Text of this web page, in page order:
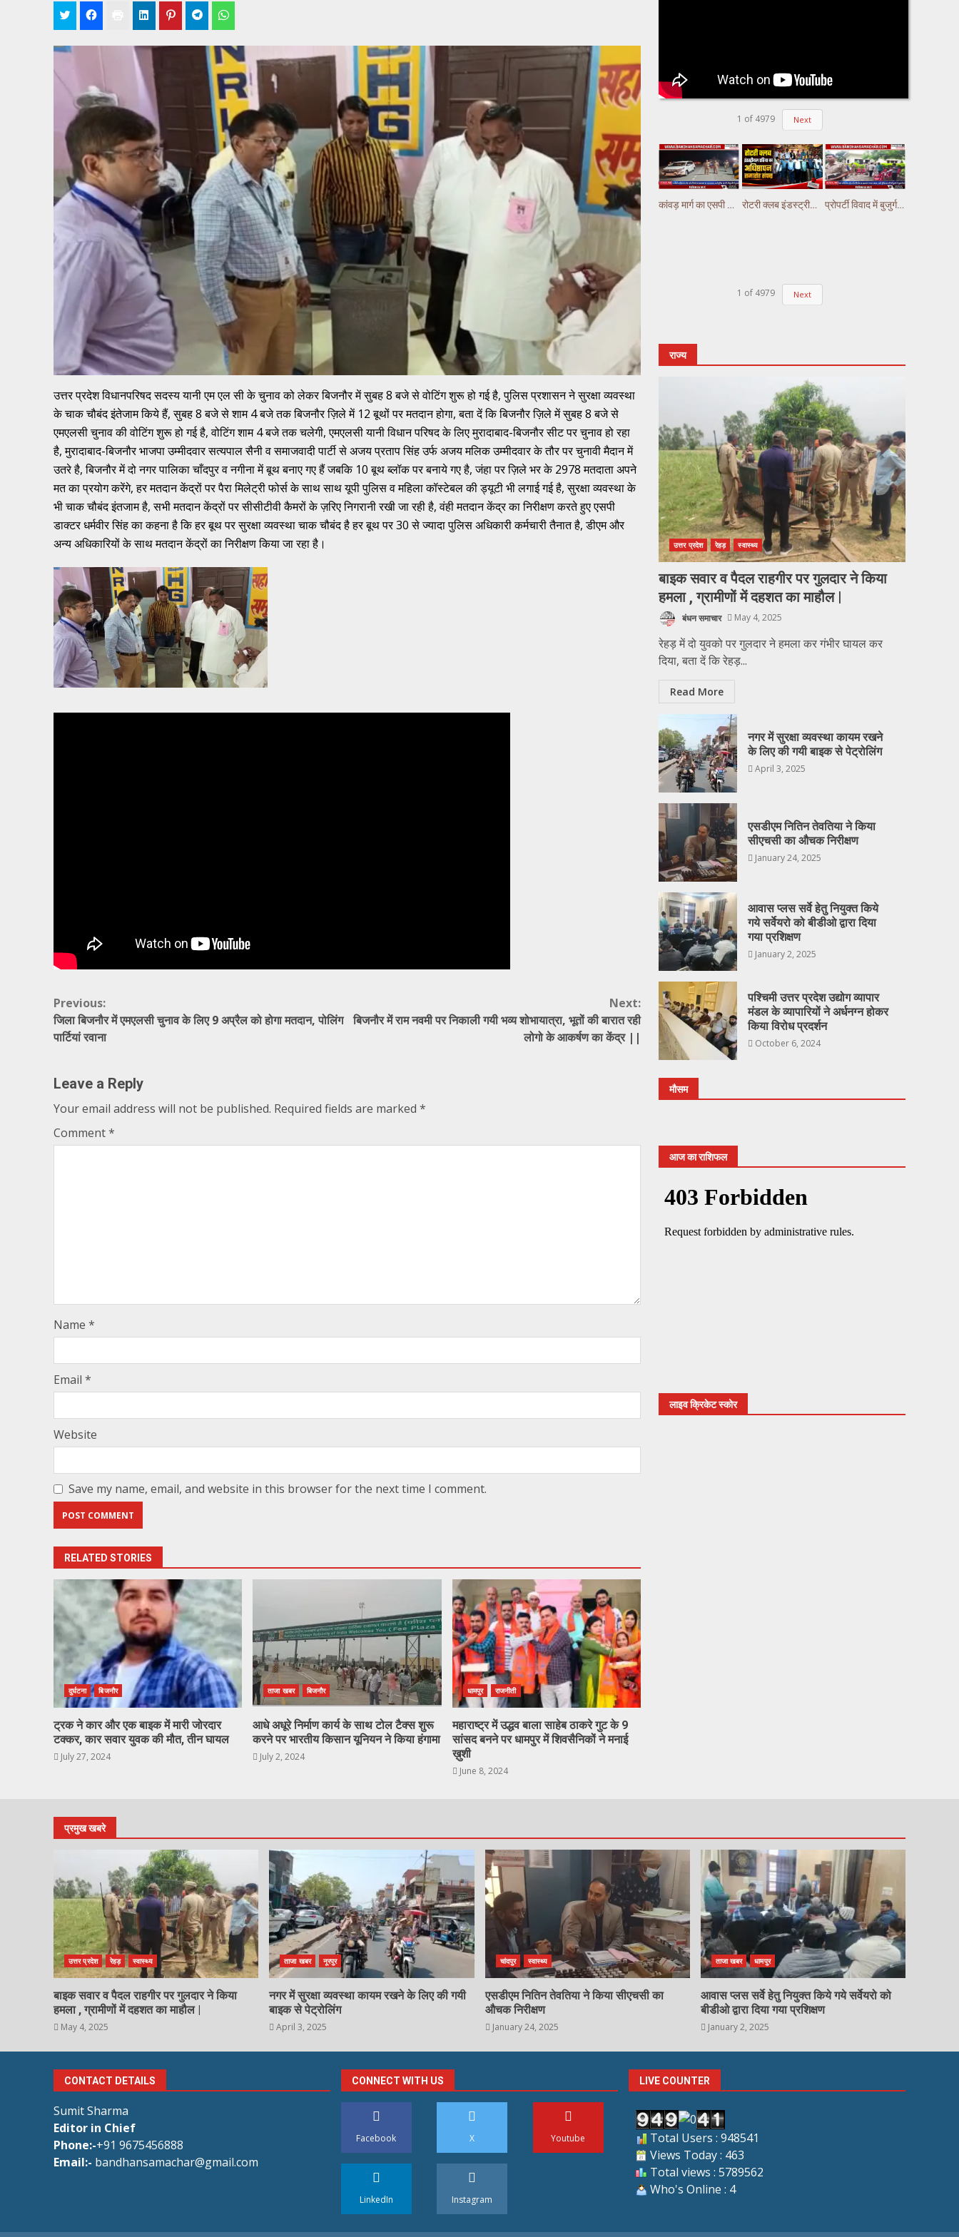
उत्तर प्रदेश विधानपरिषद सदस्य यानी एम एल सी के चुनाव को लेकर बिजनौर में सुबह 8 बजे से वोटिंग शुरू हो गई है, पुलिस प्रशासन ने सुरक्षा व्यवस्था
के चाक चौबंद इंतेजाम किये हैं, सुबह 8 बजे से शाम 4 बजे तक बिजनौर ज़िले में 12 बूथों पर मतदान होगा, बता दें कि बिजनौर ज़िले में सुबह 8 बजे से
एमएलसी चुनाव की वोटिंग शुरू हो गई है, वोटिंग शाम 4 बजे तक चलेगी, एमएलसी यानी विधान परिषद के लिए मुरादाबाद-बिजनौर सीट पर चुनाव हो रहा
है, मुरादाबाद-बिजनौर भाजपा उम्मीदवार सत्यपाल सैनी व समाजवादी पार्टी से अजय प्रताप सिंह उर्फ अजय मलिक उम्मीदवार के तौर पर चुनावी मैदान में
उतरे है, बिजनौर में दो नगर पालिका चाँदपुर व नगीना में बूथ बनाए गए हैं जबकि 10 बूथ ब्लॉक पर बनाये गए है, जंहा पर ज़िले भर के 2978 मतदाता अपने
मत का प्रयोग करेंगे, हर मतदान केंद्रों पर पैरा मिलेट्री फोर्स के साथ साथ यूपी पुलिस व महिला कॉस्टेबल की ड्यूटी भी लगाई गई है, सुरक्षा व्यवस्था के
भी चाक चौबंद इंतजाम है, सभी मतदान केंद्रों पर सीसीटीवी कैमरों के ज़रिए निगरानी रखी जा रही है, वंही मतदान केंद्र का निरीक्षण करते हुए एसपी
डाक्टर धर्मवीर सिंह का कहना है कि हर बूथ पर सुरक्षा व्यवस्था चाक चौबंद है हर बूथ पर 30 से ज्यादा पुलिस अधिकारी कर्मचारी तैनात है, डीएम और
अन्य अधिकारियों के साथ मतदान केंद्रों का निरीक्षण किया जा रहा है।
Continue
Reading
Previous:
जिला बिजनौर में एमएलसी चुनाव के लिए 9 अप्रैल को होगा मतदान, पोलिंग
पार्टियां रवाना
Next:
बिजनौर में राम नवमी पर निकाली गयी भव्य शोभायात्रा, भूतों की बारात रही
लोगो के आकर्षण का केंद्र ||
Leave a Reply
Your email address will not be published. Required fields are marked *
Comment*
Name *
Email *
Website
Save my name, email, and website in this browser for the next time I comment.
RELATED STORIES
दुर्घटना बिजनौर
ट्रक ने कार और एक बाइक में मारी जोरदार
टक्कर, कार सवार युवक की मौत, तीन घायल
July 27, 2024
ताजा खबर बिजनौर
आधे अधूरे निर्माण कार्य के साथ टोल टैक्स शुरू
करने पर भारतीय किसान यूनियन ने किया हंगामा
July 2, 2024
धामपुर राजनीती
महाराष्ट्र में उद्धव बाला साहेब ठाकरे गुट के 9
सांसद बनने पर धामपुर में शिवसैनिकों ने मनाई
ख़ुशी
June 8, 2024
1 of 4979 Next
कांवड़ मार्ग का एसपी अभिषेक झा ने किया निरीक्षण,पुलिस ड्यूटी पर तैनात अस्थाई चौकियो का किया निरीक्षण रोटरी क्लब इंडस्ट्रीयल एरिया का अधिष्ठापन समारोह संपन्न || प्रोपर्टी विवाद में बुजुर्ग की हत्या की आंशका, चेहरे पर मिले चोट के निशान ||
1 of 4979 Next
राज्य
उत्तर प्रदेश रेहड़ स्वास्थ्य
बाइक सवार व पैदल राहगीर पर गुलदार ने किया
हमला , ग्रामीणों में दहशत का माहौल |
बंधन समाचार May 4, 2025
रेहड़ में दो युवको पर गुलदार ने हमला कर गंभीर घायल कर
दिया, बता दें कि रेहड़...
Read More
नगर में सुरक्षा व्यवस्था कायम रखने
के लिए की गयी बाइक से पेट्रोलिंग
April 3, 2025
एसडीएम नितिन तेवतिया ने किया
सीएचसी का औचक निरीक्षण
January 24, 2025
आवास प्लस सर्वे हेतु नियुक्त किये
गये सर्वेयरो को बीडीओ द्वारा दिया
गया प्रशिक्षण
January 2, 2025
पश्चिमी उत्तर प्रदेश उद्योग व्यापार
मंडल के व्यापारियों ने अर्धनग्न होकर
किया विरोध प्रदर्शन
October 6, 2024
मौसम
आज का राशिफल
लाइव क्रिकेट स्कोर
प्रमुख खबरे
उत्तर प्रदेश रेहड़ स्वास्थ्य
बाइक सवार व पैदल राहगीर पर गुलदार ने किया
हमला , ग्रामीणों में दहशत का माहौल |
May 4, 2025
ताजा खबर नूरपुर
नगर में सुरक्षा व्यवस्था कायम रखने के लिए की गयी
बाइक से पेट्रोलिंग
April 3, 2025
चांदपुर स्वास्थ्य
एसडीएम नितिन तेवतिया ने किया सीएचसी का
औचक निरीक्षण
January 24, 2025
ताजा खबर धामपुर
आवास प्लस सर्वे हेतु नियुक्त किये गये सर्वेयरो को
बीडीओ द्वारा दिया गया प्रशिक्षण
January 2, 2025
CONTACT DETAILS
Sumit Sharma
Editor in Chief
Phone:-+91 9675456888
Email:- bandhansamachar@gmail.com
CONNECT WITH US
Facebook X Youtube
LinkedIn Instagram
LIVE COUNTER
Total Users : 948541
Views Today : 463
Total views : 5789562
Who's Online : 4